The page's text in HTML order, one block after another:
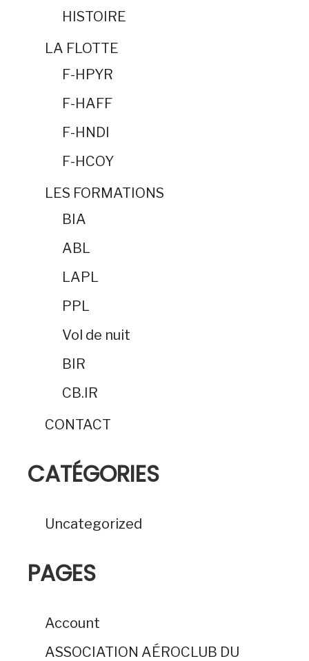
HISTOIRE
LA FLOTTE
F-HPYR
F-HAFF
F-HNDI
F-HCOY
LES FORMATIONS
BIA
ABL
LAPL
PPL
Vol de nuit
BIR
CB.IR
CONTACT
CATÉGORIES
Uncategorized
PAGES
Account
ASSOCIATION AÉROCLUB DU